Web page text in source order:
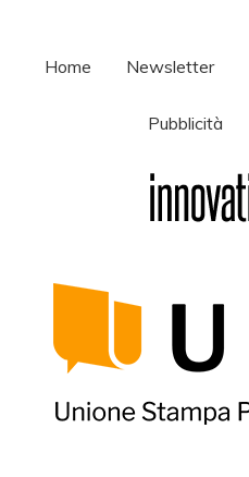
Home Newsletter
Pubblicità